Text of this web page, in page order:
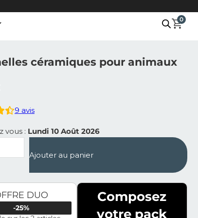
0
céramiques pour animaux
9 avis
vous : Lundi 10 Août 2026
2 Gamelles céramiques pour animaux
Ajouter au panier
DUO
-25%
Composez
votre pack